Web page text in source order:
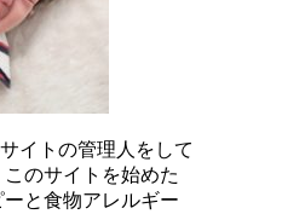
イトの管理人をして
のサイトを始めた
と食物アレルギー